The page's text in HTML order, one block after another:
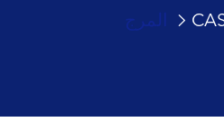
المرج